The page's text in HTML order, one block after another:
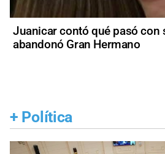
Juanicar contó qué pasó con
abandonó Gran Hermano
+ Política